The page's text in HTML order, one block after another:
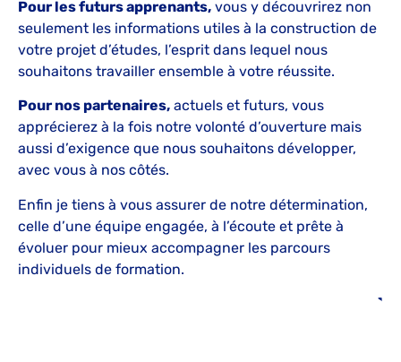
Pour les futurs apprenants, vous y découvrirez non
seulement les informations utiles à la construction de
votre projet d’études, l’esprit dans lequel nous
souhaitons travailler ensemble à votre réussite.
Pour nos partenaires, actuels et futurs, vous
apprécierez à la fois notre volonté d’ouverture mais
aussi d’exigence que nous souhaitons développer,
avec vous à nos côtés.
Enfin je tiens à vous assurer de notre détermination,
celle d’une équipe engagée, à l’écoute et prête à
évoluer pour mieux accompagner les parcours
individuels de formation.
Philippe COIN